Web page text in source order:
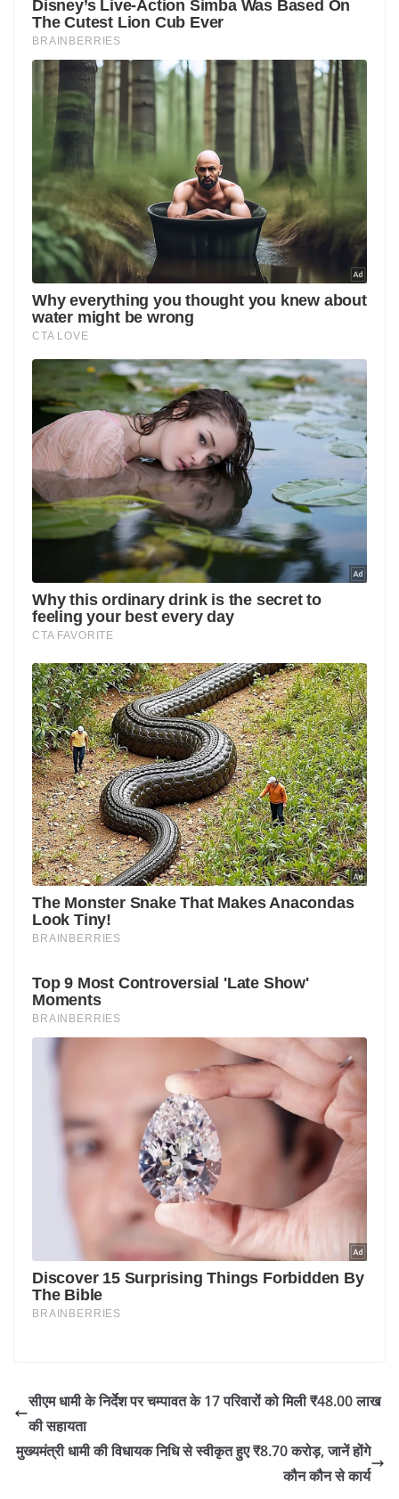
सीएम धामी के निर्देश पर चम्पावत के 17 परिवारों को मिली ₹48.00 लाख
की सहायता
मुख्यमंत्री धामी की विधायक निधि से स्वीकृत हुए ₹8.70 करोड़, जानें होंगे
कौन कौन से कार्य